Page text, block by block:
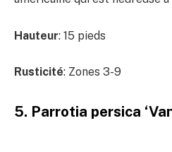
Hauteur: 15 pieds
Rusticité: Zones 3-9
5. Parrotia persica